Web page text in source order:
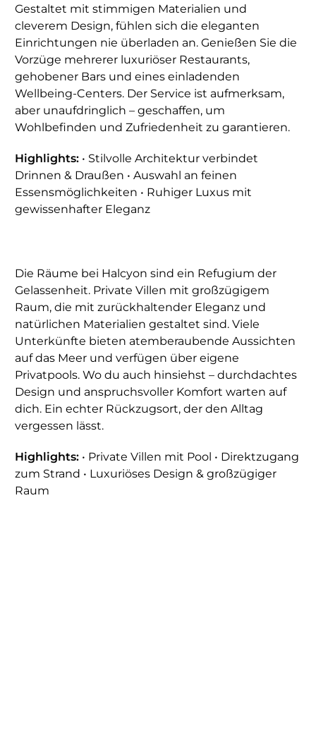
Gestaltet mit stimmigen Materialien und
cleverem Design, fühlen sich die eleganten
Einrichtungen nie überladen an. Genießen Sie die
Vorzüge mehrerer luxuriöser Restaurants,
gehobener Bars und eines einladenden
Wellbeing-Centers. Der Service ist aufmerksam,
aber unaufdringlich – geschaffen, um
Wohlbefinden und Zufriedenheit zu garantieren.
Highlights: • Stilvolle Architektur verbindet
Drinnen & Draußen • Auswahl an feinen
Essensmöglichkeiten • Ruhiger Luxus mit
gewissenhafter Eleganz
Die Räume bei Halcyon sind ein Refugium der
Gelassenheit. Private Villen mit großzügigem
Raum, die mit zurückhaltender Eleganz und
natürlichen Materialien gestaltet sind. Viele
Unterkünfte bieten atemberaubende Aussichten
auf das Meer und verfügen über eigene
Privatpools. Wo du auch hinsiehst – durchdachtes
Design und anspruchsvoller Komfort warten auf
dich. Ein echter Rückzugsort, der den Alltag
vergessen lässt.
Highlights: • Private Villen mit Pool • Direktzugang
zum Strand • Luxuriöses Design & großzügiger
Raum